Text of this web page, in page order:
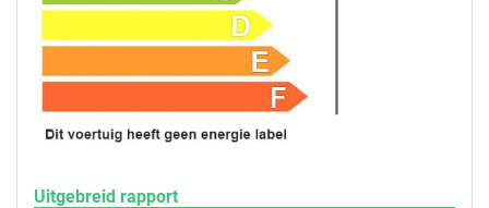
Uitgebreid rapport